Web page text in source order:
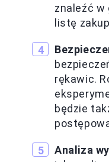
znaleźć w
listę
rękawic.
będzie
Analiza